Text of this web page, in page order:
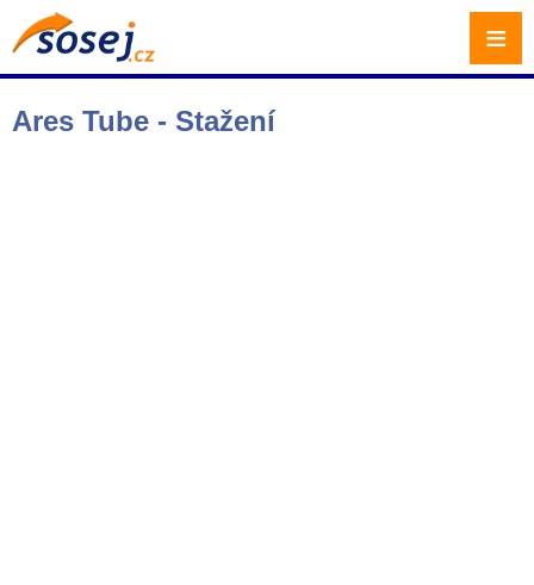
Ares Tube - Stažení
≡